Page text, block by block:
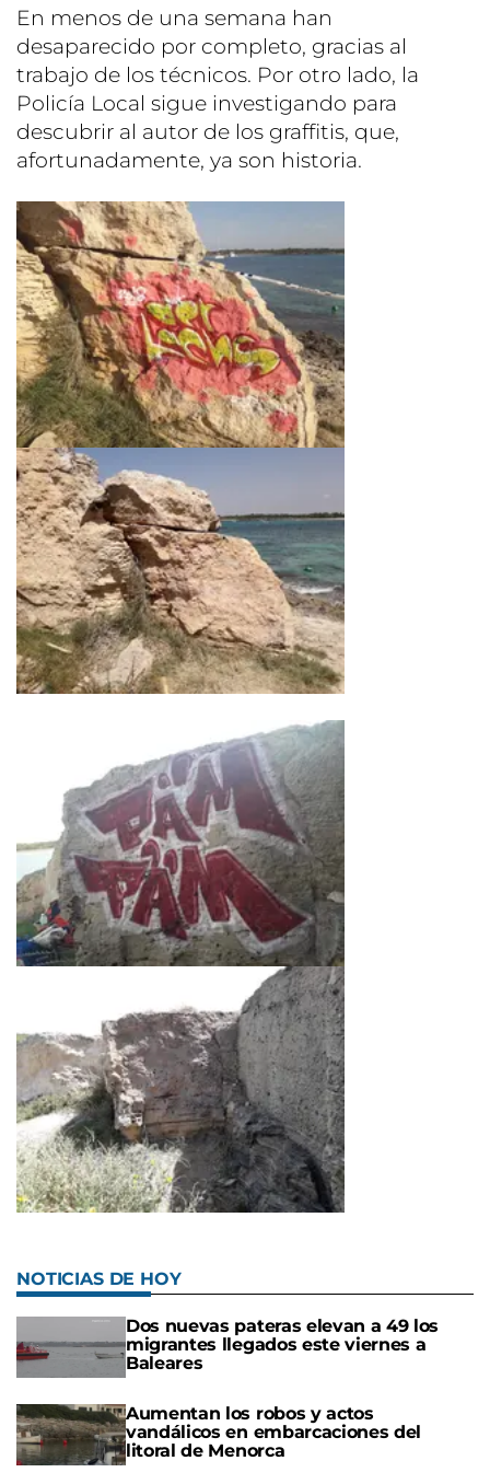
En menos de una semana han
desaparecido por completo, gracias al
trabajo de los técnicos. Por otro lado, la
Policía Local sigue investigando para
descubrir al autor de los graffitis, que,
afortunadamente, ya son historia.
NOTICIAS DE HOY
Dos nuevas pateras elevan a 49 los
migrantes llegados este viernes a
Baleares
Aumentan los robos y actos
vandálicos en embarcaciones del
litoral de Menorca